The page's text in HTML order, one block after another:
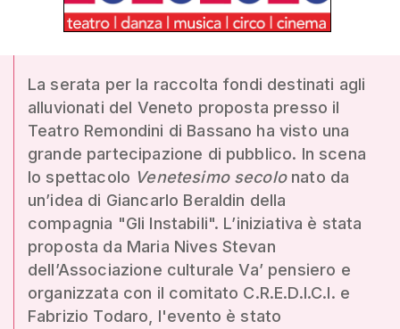
La serata per la raccolta fondi destinati agli
alluvionati del Veneto proposta presso il
Teatro Remondini di Bassano ha visto una
grande partecipazione di pubblico. In scena
lo spettacolo Venetesimo secolonato da
un’idea di Giancarlo Beraldin della
compagnia "Gli Instabili". L’iniziativa è stata
proposta da Maria Nives Stevan
dell’Associazione culturale Va’ pensiero e
organizzata con il comitato C.R.E.D.I.C.I. e
Fabrizio Todaro, l'evento è stato